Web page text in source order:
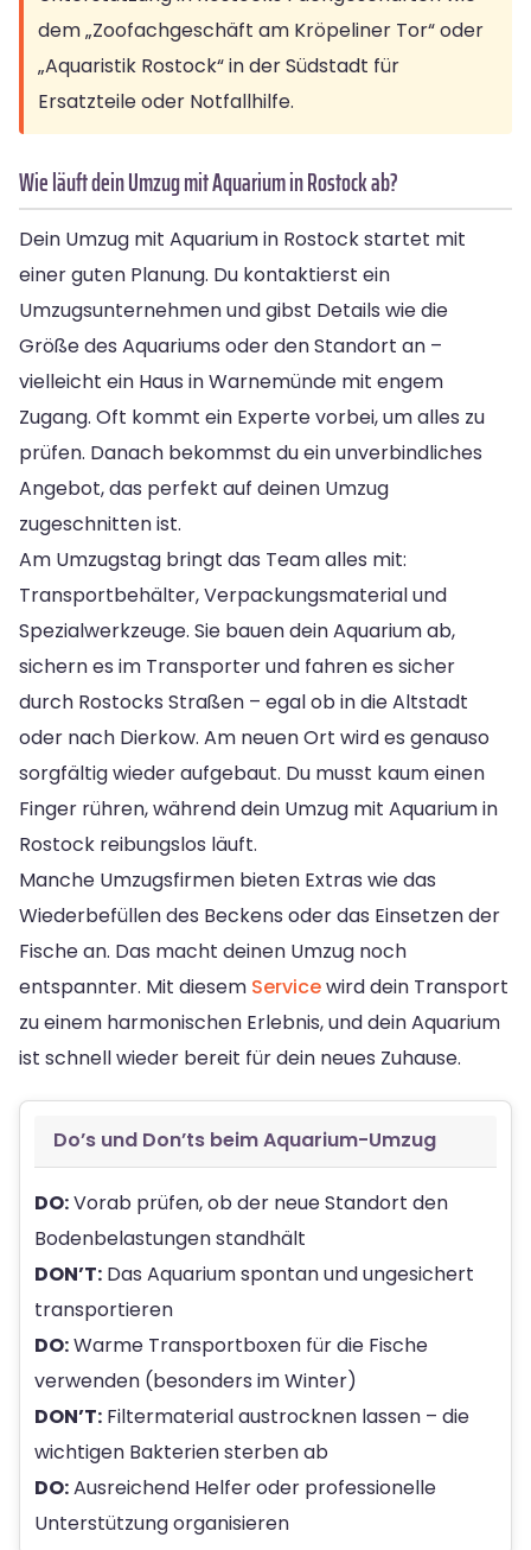
dem „Zoofachgeschäft am Kröpeliner Tor“ oder
„Aquaristik Rostock“ in der Südstadt für
Ersatzteile oder Notfallhilfe.
Wie läuft dein Umzug mit Aquarium in Rostock ab?
Dein Umzug mit Aquarium in Rostock startet mit
einer guten Planung. Du kontaktierst ein
Umzugsunternehmen und gibst Details wie die
Größe des Aquariums oder den Standort an –
vielleicht ein Haus in Warnemünde mit engem
Zugang. Oft kommt ein Experte vorbei, um alles zu
prüfen. Danach bekommst du ein unverbindliches
Angebot, das perfekt auf deinen Umzug
zugeschnitten ist.
Am Umzugstag bringt das Team alles mit:
Transportbehälter, Verpackungsmaterial und
Spezialwerkzeuge. Sie bauen dein Aquarium ab,
sichern es im Transporter und fahren es sicher
durch Rostocks Straßen – egal ob in die Altstadt
oder nach Dierkow. Am neuen Ort wird es genauso
sorgfältig wieder aufgebaut. Du musst kaum einen
Finger rühren, während dein Umzug mit Aquarium in
Rostock reibungslos läuft.
Manche Umzugsfirmen bieten Extras wie das
Wiederbefüllen des Beckens oder das Einsetzen der
Fische an. Das macht deinen Umzug noch
entspannter. Mit diesem Servicewird dein Transport
zu einem harmonischen Erlebnis, und dein Aquarium
ist schnell wieder bereit für dein neues Zuhause.
Do’s und Don’ts beim Aquarium-Umzug
DO:Vorab prüfen, ob der neue Standort den
Bodenbelastungen standhält
DON’T: Das Aquarium spontan und ungesichert
transportieren
DO:Warme Transportboxen für die Fische
verwenden (besonders im Winter)
DON’T: Filtermaterial austrocknen lassen – die
wichtigen Bakterien sterben ab
DO:Ausreichend Helfer oder professionelle
Unterstützung organisieren